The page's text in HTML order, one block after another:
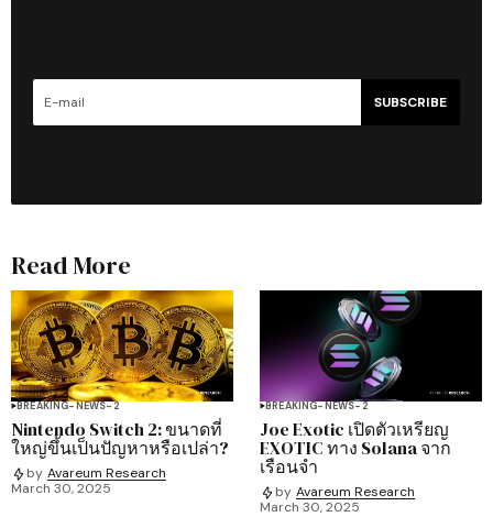
SUBSCRIBE
Read More
BREAKING-NEWS-2
Nintendo Switch 2: ขนาดที่
ใหญ่ขึ้นเป็นปัญหาหรือเปล่า?
by Avareum Research
March 30, 2025
BREAKING-NEWS-2
Joe Exotic เปิดตัวเหรียญ
EXOTIC ทาง Solana จาก
เรือนจำ
by Avareum Research
March 30, 2025